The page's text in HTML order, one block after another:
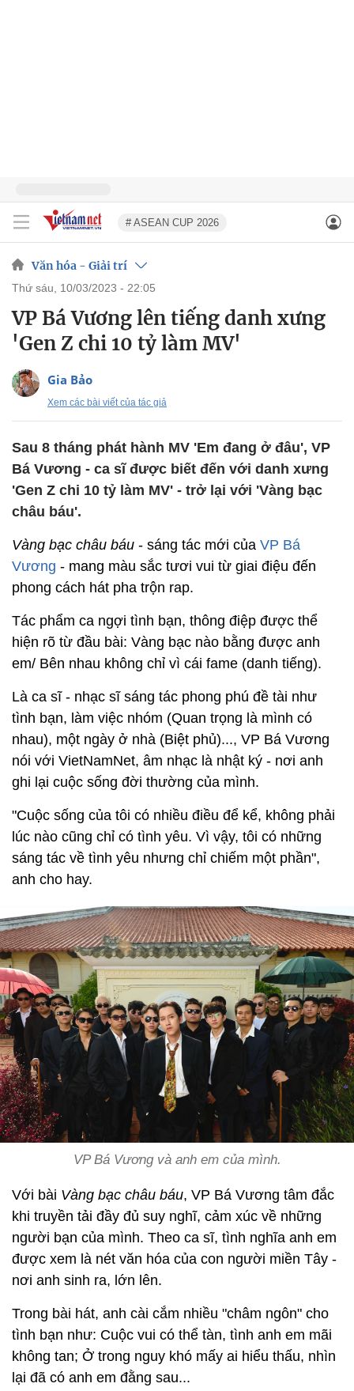
# ASEAN CUP 2026
Văn hóa - Giải trí
thứ sáu, 10/03/2023 - 22:05
VP Bá Vương lên tiếng danh xưng
'Gen Z chi 10 tỷ làm MV'
Gia Bảo
Xem các bài viết của tác giả
Sau 8 tháng phát hành MV 'Em đang ở đâu', VP
Bá Vương - ca sĩ được biết đến với danh xưng
'Gen Z chi 10 tỷ làm MV' - trở lại với 'Vàng bạc
châu báu'.
Vàng bạc châu báu - sáng tác mới của VP Bá
Vương - mang màu sắc tươi vui từ giai điệu đến
phong cách hát pha trộn rap.
Tác phẩm ca ngợi tình bạn, thông điệp được thể
hiện rõ từ đầu bài: Vàng bạc nào bằng được anh
em/ Bên nhau không chỉ vì cái fame (danh tiếng).
Là ca sĩ - nhạc sĩ sáng tác phong phú đề tài như
tình bạn, làm việc nhóm (Quan trọng là mình có
nhau), một ngày ở nhà (Biệt phủ)..., VP Bá Vương
nói với VietNamNet, âm nhạc là nhật ký - nơi anh
ghi lại cuộc sống đời thường của mình.
"Cuộc sống của tôi có nhiều điều để kể, không phải
lúc nào cũng chỉ có tình yêu. Vì vậy, tôi có những
sáng tác về tình yêu nhưng chỉ chiếm một phần",
anh cho hay.
VP Bá Vương và anh em của mình.
Với bài Vàng bạc châu báu, VP Bá Vương tâm đắc
khi truyền tải đầy đủ suy nghĩ, cảm xúc về những
người bạn của mình. Theo ca sĩ, tình nghĩa anh em
được xem là nét văn hóa của con người miền Tây -
nơi anh sinh ra, lớn lên.
Trong bài hát, anh cài cắm nhiều "châm ngôn" cho
tình bạn như: Cuộc vui có thể tàn, tình anh em mãi
không tan; Ở trong nguy khó mấy ai hiểu thấu, nhìn
lại đã có anh em đằng sau...